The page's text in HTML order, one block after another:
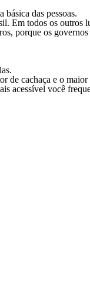
das pessoas.
Em todos os
porque os
de cachaça e o
acessível você